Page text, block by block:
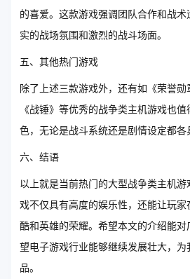
的喜爱。这款游戏强调团队合作和战
实的战场氛围和激烈的战斗场面。
五、其他热门游戏
除了上述三款游戏外，还有如《荣誉勋
《战锤》等优秀的战争类主机游戏也
色，无论是战斗系统还是剧情设定都各
六、结语
以上就是当前热门的大型战争类主机
戏不仅具有高度的娱乐性，还能让玩
酷和英雄的荣耀。希望本文的介绍能
望电子游戏行业能够继续发展壮大，
品。